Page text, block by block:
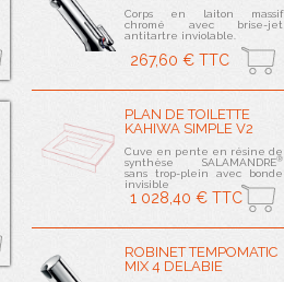
Corps en laiton massif
chromé avec brise-jet
antitartre inviolable.
267,60 € TTC
PLAN DE TOILETTE
KAHIWA SIMPLE V2
Cuve en pente en résine de
synthèse SALAMANDRE®
sans trop-plein avec bonde
invisible
1 028,40 € TTC
ROBINET TEMPOMATIC
MIX 4 DELABIE